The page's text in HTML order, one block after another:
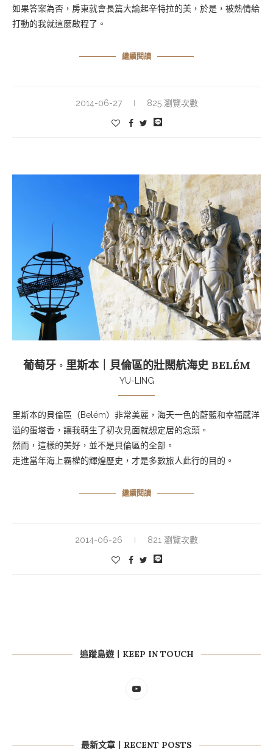
如果答案為否，房東就會長篇大論起辛特拉的美，於是，被熱情給
打動的我就這麼啟程了。
繼續閱讀
2014-06-27 825 瀏覽次數
葡萄牙 ◦ 里斯本｜貝倫區的壯闊航海史 BELÉM
YU-LING
里斯本的貝倫區（Belém）非常美麗，海天一色的蔚藍和幸福感洋
溢的蛋塔香，讓我萌生了初次見面就想定居的念頭。
然而，這樣的美好，並不是貝倫區的全部。
走進當年海上霸權的輝煌歷史，才是多數旅人此行的目的。
繼續閱讀
2014-06-26 821 瀏覽次數
追蹤島遊丨KEEP IN TOUCH
最新文章丨RECENT POSTS